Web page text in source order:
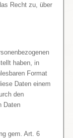
Recht zu, über
haben, in
Format
Daten einem
den
Daten
gem. Art. 6